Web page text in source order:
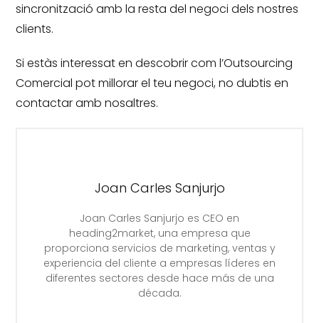
sincronització amb la resta del negoci dels nostres
clients.
Si estàs interessat en descobrir com l’Outsourcing
Comercial pot millorar el teu negoci, no dubtis en
contactar amb nosaltres.
Joan Carles Sanjurjo
Joan Carles Sanjurjo es CEO en
heading2market, una empresa que
proporciona servicios de marketing, ventas y
experiencia del cliente a empresas líderes en
diferentes sectores desde hace más de una
década.